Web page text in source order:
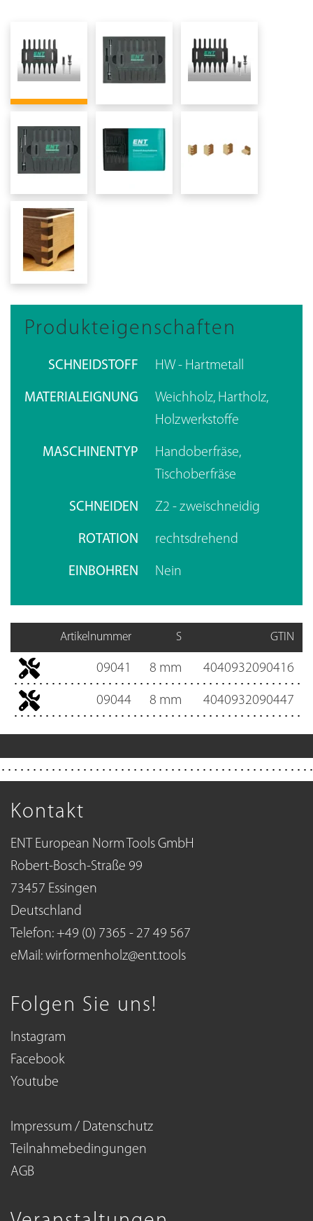
Produkteigenschaften
SCHNEIDSTOFF HW - Hartmetall
MATERIALEIGNUNG
Weichholz, Hartholz,
Holzwerkstoffe
MASCHINENTYP
Handoberfräse,
Tischoberfräse
SCHNEIDEN Z2 - zweischneidig
ROTATION rechtsdrehend
EINBOHREN Nein
Artikelnummer S GTIN
09041 8 mm 4040932090416
09044 8 mm 4040932090447
Kontakt
ENT European Norm Tools GmbH
Robert-Bosch-Straße 99
73457 Essingen
Deutschland
Telefon: +49 (0) 7365 - 27 49 567
eMail: wirformenholz@ent.tools
Folgen Sie uns!
Instagram
Facebook
Youtube
Impressum / Datenschutz
Teilnahmebedingungen
AGB